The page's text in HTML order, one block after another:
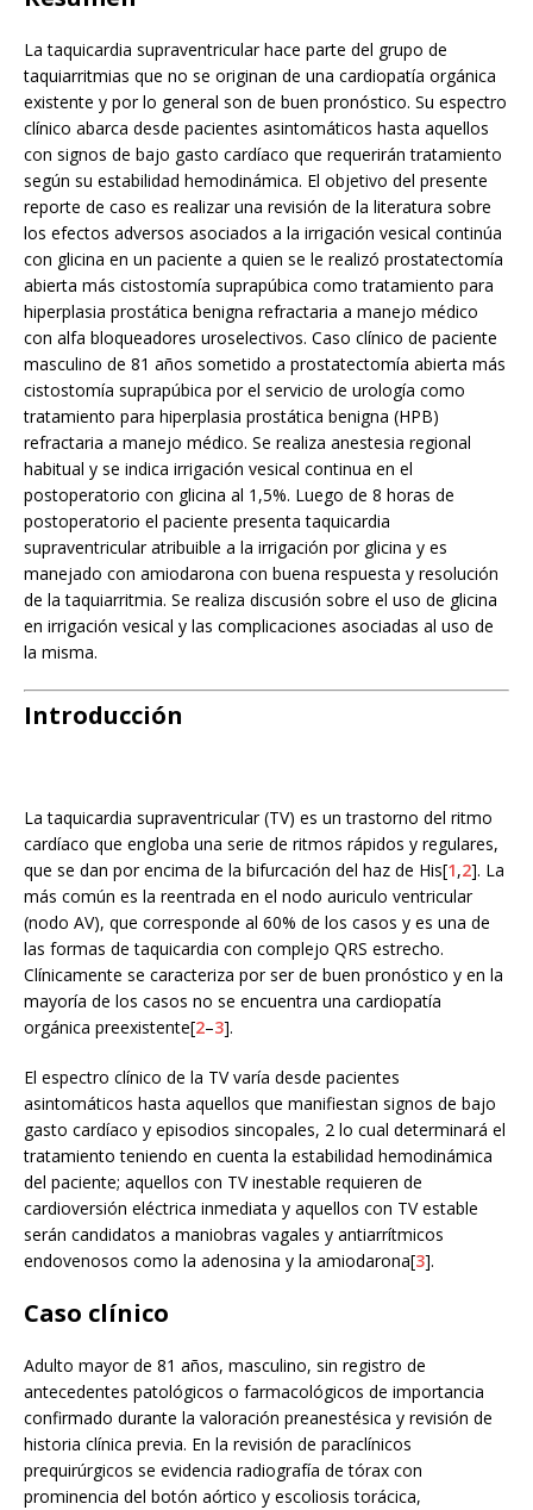
La taquicardia supraventricular hace parte del grupo de
taquiarritmias que no se originan de una cardiopatía orgánica
existente y por lo general son de buen pronóstico. Su espectro
clínico abarca desde pacientes asintomáticos hasta aquellos
con signos de bajo gasto cardíaco que requerirán tratamiento
según su estabilidad hemodinámica. El objetivo del presente
reporte de caso es realizar una revisión de la literatura sobre
los efectos adversos asociados a la irrigación vesical continúa
con glicina en un paciente a quien se le realizó prostatectomía
abierta más cistostomía suprapúbica como tratamiento para
hiperplasia prostática benigna refractaria a manejo médico
con alfa bloqueadores uroselectivos. Caso clínico de paciente
masculino de 81 años sometido a prostatectomía abierta más
cistostomía suprapúbica por el servicio de urología como
tratamiento para hiperplasia prostática benigna (HPB)
refractaria a manejo médico. Se realiza anestesia regional
habitual y se indica irrigación vesical continua en el
postoperatorio con glicina al 1,5%. Luego de 8 horas de
postoperatorio el paciente presenta taquicardia
supraventricular atribuible a la irrigación por glicina y es
manejado con amiodarona con buena respuesta y resolución
de la taquiarritmia. Se realiza discusión sobre el uso de glicina
en irrigación vesical y las complicaciones asociadas al uso de
la misma.
Introducción
La taquicardia supraventricular (TV) es un trastorno del ritmo
cardíaco que engloba una serie de ritmos rápidos y regulares,
que se dan por encima de la bifurcación del haz de His[1,2]. La
más común es la reentrada en el nodo auriculo ventricular
(nodo AV), que corresponde al 60% de los casos y es una de
las formas de taquicardia con complejo QRS estrecho.
Clínicamente se caracteriza por ser de buen pronóstico y en la
mayoría de los casos no se encuentra una cardiopatía
orgánica preexistente[2–3].
El espectro clínico de la TV varía desde pacientes
asintomáticos hasta aquellos que manifiestan signos de bajo
gasto cardíaco y episodios sincopales, 2 lo cual determinará el
tratamiento teniendo en cuenta la estabilidad hemodinámica
del paciente; aquellos con TV inestable requieren de
cardioversión eléctrica inmediata y aquellos con TV estable
serán candidatos a maniobras vagales y antiarrítmicos
endovenosos como la adenosina y la amiodarona[3].
Caso clínico
Adulto mayor de 81 años, masculino, sin registro de
antecedentes patológicos o farmacológicos de importancia
confirmado durante la valoración preanestésica y revisión de
historia clínica previa. En la revisión de paraclínicos
prequirúrgicos se evidencia radiografía de tórax con
prominencia del botón aórtico y escoliosis torácica,